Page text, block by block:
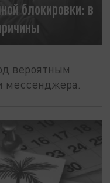
блокировки: в
вероятным
мессенджера.